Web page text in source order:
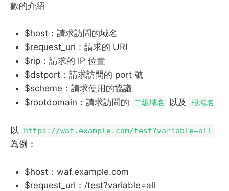
數的介紹
$host：請求訪問的域名
$request_uri：請求的 URI
$rip：請求的 IP 位置
$dstport：請求訪問的 port 號
$scheme：請求使用的協議
$rootdomain：請求訪問的 二級域名 以及 根域名
以 https://waf.example.com/test?variable=all
為例：
$host：waf.example.com
$request_uri：/test?variable=all